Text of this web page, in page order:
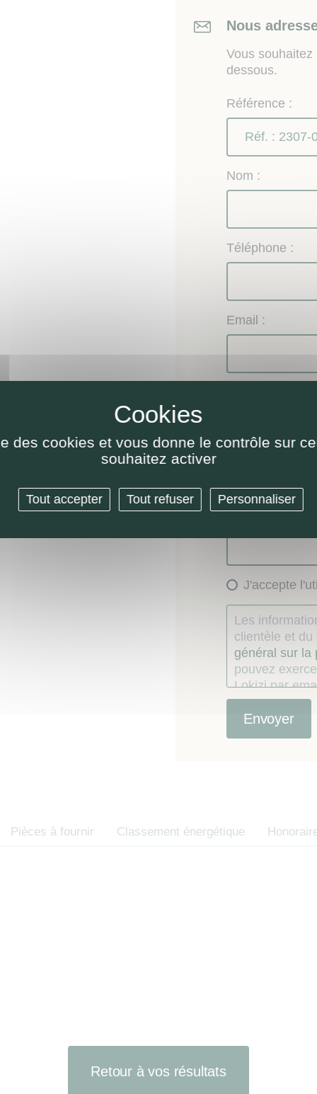
Nous
Vous
dessous.
Référence :
Nom :
Téléphone :
Email :
Autre
J'accepte
Les
clientèle et
général sur la
pouvez
Lokizi par
consentement.
Le
étés
Pièces à fournir Classement énergétique
Retour à vos résultats
des cookies et vous donne le contrôle sur
souhaitez activer
Tout accepter Tout refuser Personnaliser